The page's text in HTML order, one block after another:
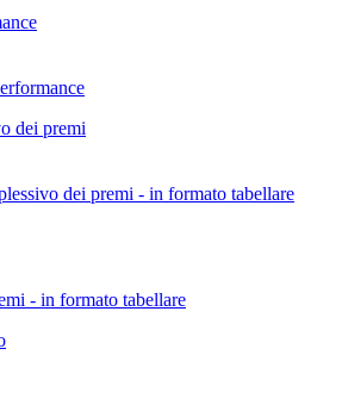
dei premi
dei premi - in formato tabellare
- in formato tabellare